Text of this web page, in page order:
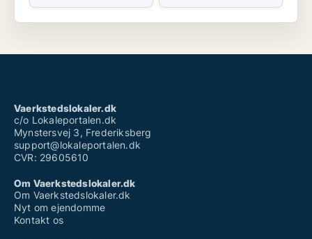
Vaerkstedslokaler.dk
c/o Lokaleportalen.dk
Mynstersvej 3, Frederiksberg
support@lokaleportalen.dk
CVR: 29605610
Om Vaerkstedslokaler.dk
Om Vaerkstedslokaler.dk
Nyt om ejendomme
Kontakt os